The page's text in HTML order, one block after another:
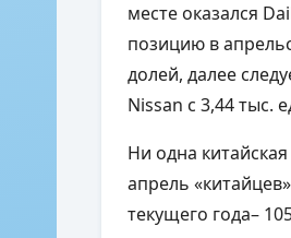
месте оказался
позицию в
долей, далее
Nissan с 3,44 тыс.
Ни одна
апрель
текущего года–